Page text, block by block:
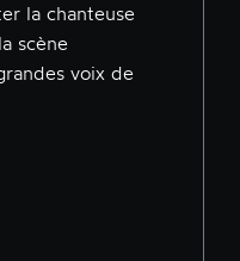
la chanteuse
scène
voix de